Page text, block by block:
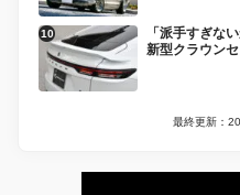
「派手すぎな
新型クラウン
最終更新：